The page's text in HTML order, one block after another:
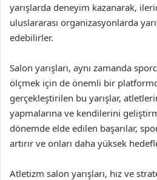
yarışlarda deneyim kazanarak,
uluslararası organizasyonlarda
edebilirler.
Salon yarışları, aynı zamanda
ölçmek için de önemli bir
gerçekleştirilen bu yarışlar,
yapmalarına ve kendilerini
dönemde elde edilen başarılar,
artırır ve onları daha yüksek
Atletizm salon yarışları, hız ve